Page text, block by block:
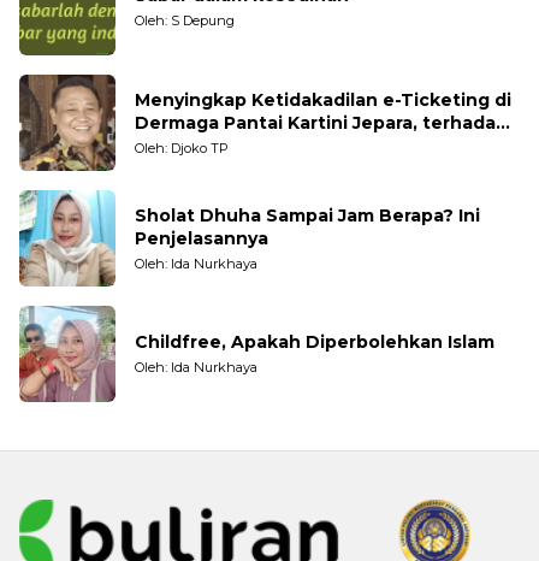
Oleh: S Depung
Menyingkap Ketidakadilan e-Ticketing di
Dermaga Pantai Kartini Jepara, terhadap
Nelayan Tradisional
Oleh: Djoko TP
Sholat Dhuha Sampai Jam Berapa? Ini
Penjelasannya
Oleh: Ida Nurkhaya
Childfree, Apakah Diperbolehkan Islam
Oleh: Ida Nurkhaya